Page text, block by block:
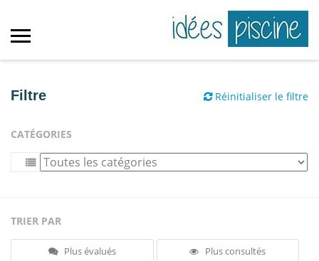
Filtre Réinitialiser le filtre
CATÉGORIES
TRIER PAR
Plus évalués Plus consultés